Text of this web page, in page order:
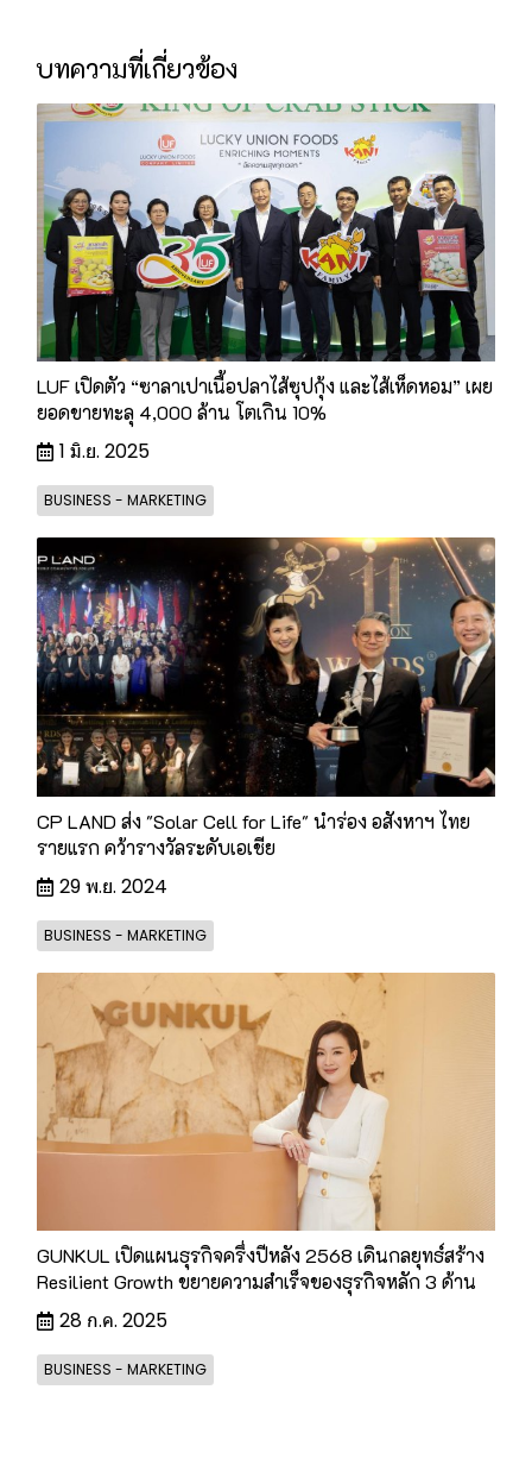
บทความที่เกี่ยวข้อง
LUF เปิดตัว “ซาลาเปาเนื้อปลาไส้ซุปกุ้ง และไส้เห็ดหอม” เผย
ยอดขายทะลุ 4,000 ล้าน โตเกิน 10%
1 มิ.ย. 2025
BUSINESS - MARKETING
CP LAND ส่ง "Solar Cell for Life" นำร่อง อสังหาฯ ไทย
รายแรก คว้ารางวัลระดับเอเชีย
29 พ.ย. 2024
BUSINESS - MARKETING
GUNKUL เปิดแผนธุรกิจครึ่งปีหลัง 2568 เดินกลยุทธ์สร้าง
Resilient Growth ขยายความสำเร็จของธุรกิจหลัก 3 ด้าน
28 ก.ค. 2025
BUSINESS - MARKETING